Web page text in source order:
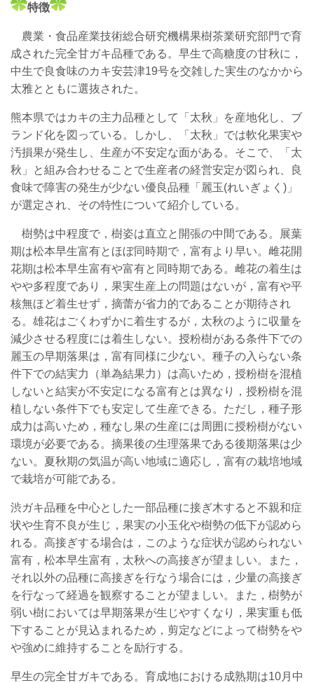
特徴
農業・食品産業技術総合研究機構果樹茶業研究部門で育
成された完全甘ガキ品種である。早生で高糖度の甘秋に，
中生で良食味のカキ安芸津19号を交雑した実生のなかから
太雅とともに選抜された。
熊本県ではカキの主力品種として「太秋」を産地化し、ブ
ランド化を図っている。しかし、「太秋」では軟化果実や
汚損果が発生し、生産が不安定な面がある。そこで、「太
秋」と組み合わせることで生産者の経営安定が図られ、良
食味で障害の発生が少ない優良品種「麗玉(れいぎょく)」
が選定され、その特性について紹介している。
樹勢は中程度で，樹姿は直立と開張の中間である。展葉
期は松本早生富有とほぼ同時期で，富有より早い。雌花開
花期は松本早生富有や富有と同時期である。雌花の着生は
やや多程度であり，果実生産上の問題はないが，富有や平
核無ほど着生せず，摘蕾が省力的であることが期待され
る。雄花はごくわずかに着生するが，太秋のように収量を
減少させる程度には着生しない。授粉樹がある条件下での
麗玉の早期落果は，富有同様に少ない。種子の入らない条
件下での結実力（単為結果力）は高いため，授粉樹を混植
しないと結実が不安定になる富有とは異なり，授粉樹を混
植しない条件下でも安定して生産できる。ただし，種子形
成力は高いため，種なし果の生産には周囲に授粉樹がない
環境が必要である。摘果後の生理落果である後期落果は少
ない。夏秋期の気温が高い地域に適応し，富有の栽培地域
で栽培が可能である。
渋ガキ品種を中心とした一部品種に接ぎ木すると不親和症
状や生育不良が生じ，果実の小玉化や樹勢の低下が認めら
れる。高接ぎする場合は，このような症状が認められない
富有，松本早生富有，太秋への高接ぎが望ましい。また，
それ以外の品種に高接ぎを行なう場合には，少量の高接ぎ
を行なって経過を観察することが望ましい。また，樹勢が
弱い樹においては早期落果が生じやすくなり，果実重も低
下することが見込まれるため，剪定などによって樹勢をや
や強めに維持することを励行する。
早生の完全甘ガキである。育成地における成熟期は10月中